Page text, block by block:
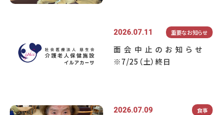
2026.07.11 重要なお知らせ
面会中止のお知らせ
※7/25（土）終日
2026.07.09 食事